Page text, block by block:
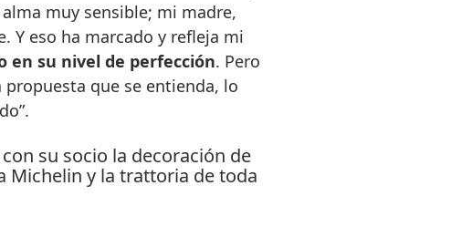
muy sensible; mi madre,
Y eso ha marcado y refleja mi
en su nivel de perfección. Pero
que se entienda, lo